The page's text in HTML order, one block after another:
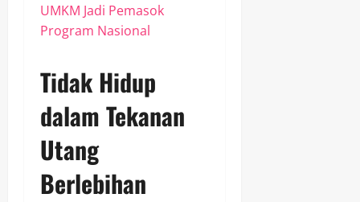
UMKM Jadi Pemasok
Program Nasional
Tidak Hidup
dalam Tekanan
Utang
Berlebihan